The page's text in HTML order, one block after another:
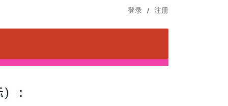
登录 / 注册